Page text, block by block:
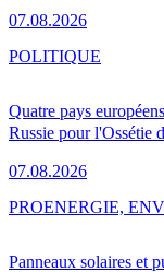
07.08.2026
Quatre pays
Russie pour l'Ossétie
07.08.2026
POLITIQUE
Panneaux solaires et
PROENERGIE,